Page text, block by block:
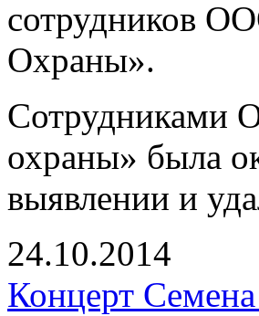
сотрудников
Охраны».
Сотрудниками
охраны» была
выявлении и
24.10.2014
Концерт